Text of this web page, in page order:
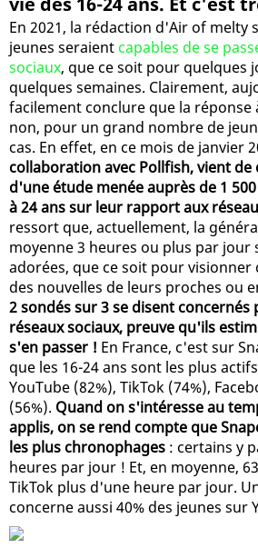
En 2021, la rédaction d'Air of melty
jeunes seraient capables de se
sociaux, que ce soit pour quelques
quelques semaines. Clairement,
facilement conclure que la réponse
non, pour un grand nombre de
cas. En effet, en ce mois de janvier
collaboration avec Pollfish, vient
d'une étude menée auprès de 1
à 24 ans sur leur rapport aux
ressort que, actuellement, la
moyenne 3 heures ou plus par jour
adorées, que ce soit pour visionner
des nouvelles de leurs proches ou
2 sondés sur 3 se disent
réseaux sociaux, preuve qu'ils
s'en passer ! En France, c'est sur
que les 16-24 ans sont les plus
YouTube (82%), TikTok (74%),
(56%). Quand on s'intéresse au
applis, on se rend compte que
les plus chronophages : certains y
heures par jour ! Et, en moyenne,
TikTok plus d'une heure par jour.
concerne aussi 40% des jeunes sur